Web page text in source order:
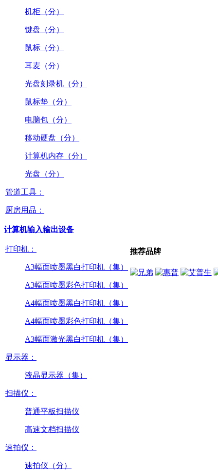
机柜（分）
键盘（分）
鼠标（分）
耳麦（分）
光盘刻录机（分）
鼠标垫（分）
电脑包（分）
移动硬盘（分）
计算机内存（分）
光盘（分）
管道工具：
厨房用品：
计算机输入输出设备
打印机：
A3幅面喷墨黑白打印机（集）
A3幅面喷墨彩色打印机（集）
A4幅面喷墨黑白打印机（集）
A4幅面喷墨彩色打印机（集）
A3幅面激光黑白打印机（集）
显示器：
液晶显示器（集）
扫描仪：
普通平板扫描仪
高速文档扫描仪
速拍仪：
速拍仪（分）
推荐品牌